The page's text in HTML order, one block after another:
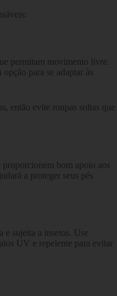
permitam movimento livre.
para se adaptar às
então evite roupas soltas que
proporcionem bom apoio aos
a proteger seus pés
e sujeita a insetos. Use
UV e repelente para evitar